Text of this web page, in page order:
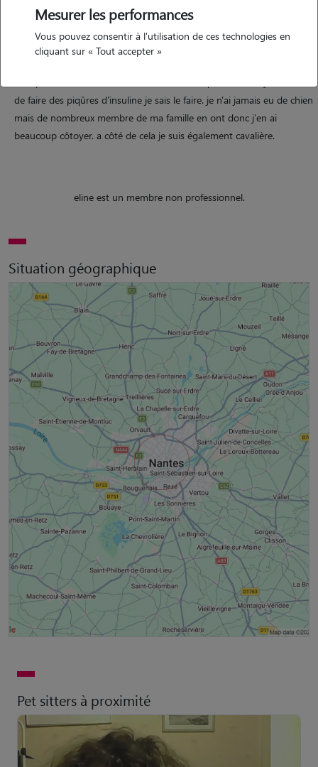
Expérience
de faire des piqûres d'insuline je sais le faire. je n'ai jamais eu de chien
mais de nombreux membre de ma famille en ont donc j'en ai
beaucoup côtoyer. a côté de cela je suis également cavalière.
eline est un membre non professionnel.
Situation géographique
Pet sitters à proximité
Mesurer les performances
Vous pouvez consentir à l'utilisation de ces technologies en
cliquant sur « Tout accepter »